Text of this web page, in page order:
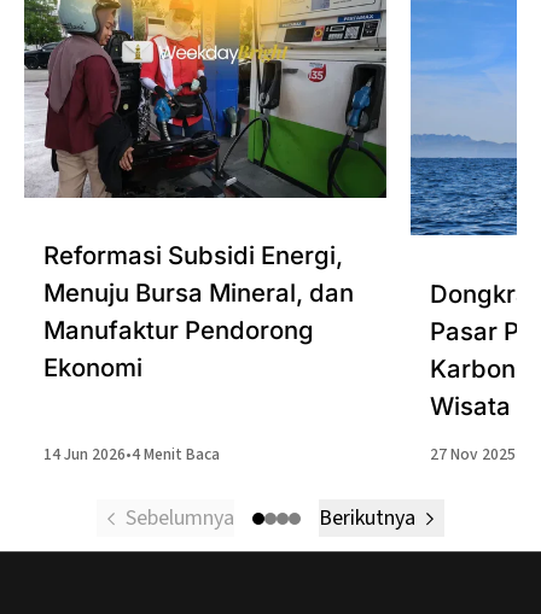
Reformasi Subsidi Energi,
Menuju Bursa Mineral, dan
Manufaktur Pendorong
Ekonomi
14 Jun 2026•4 Menit Baca
Pasar
Karbon,
Wisata
27 Nov 2025
Sebelumnya Berikutnya